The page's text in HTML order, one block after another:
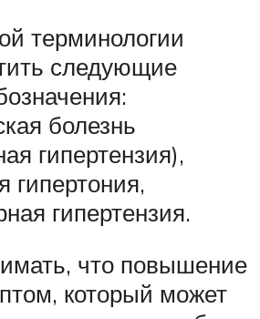
терминологии
следующие
болезнь
гипертензия),
гипертония,
гипертензия.
что повышение
который может